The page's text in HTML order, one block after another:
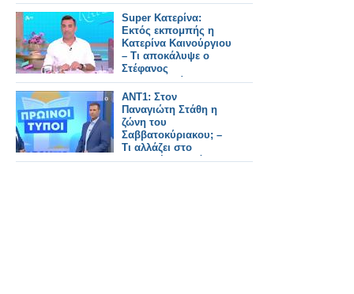
Super Κατερίνα:
Εκτός εκπομπής η
Κατερίνα Καινούργιου
– Τι αποκάλυψε ο
Στέφανος
Κωνσταντινίδης
ANT1: Στον
Παναγιώτη Στάθη η
ζώνη του
Σαββατοκύριακου; –
Τι αλλάζει στο
“Καλημέρα Ελλάδα”;